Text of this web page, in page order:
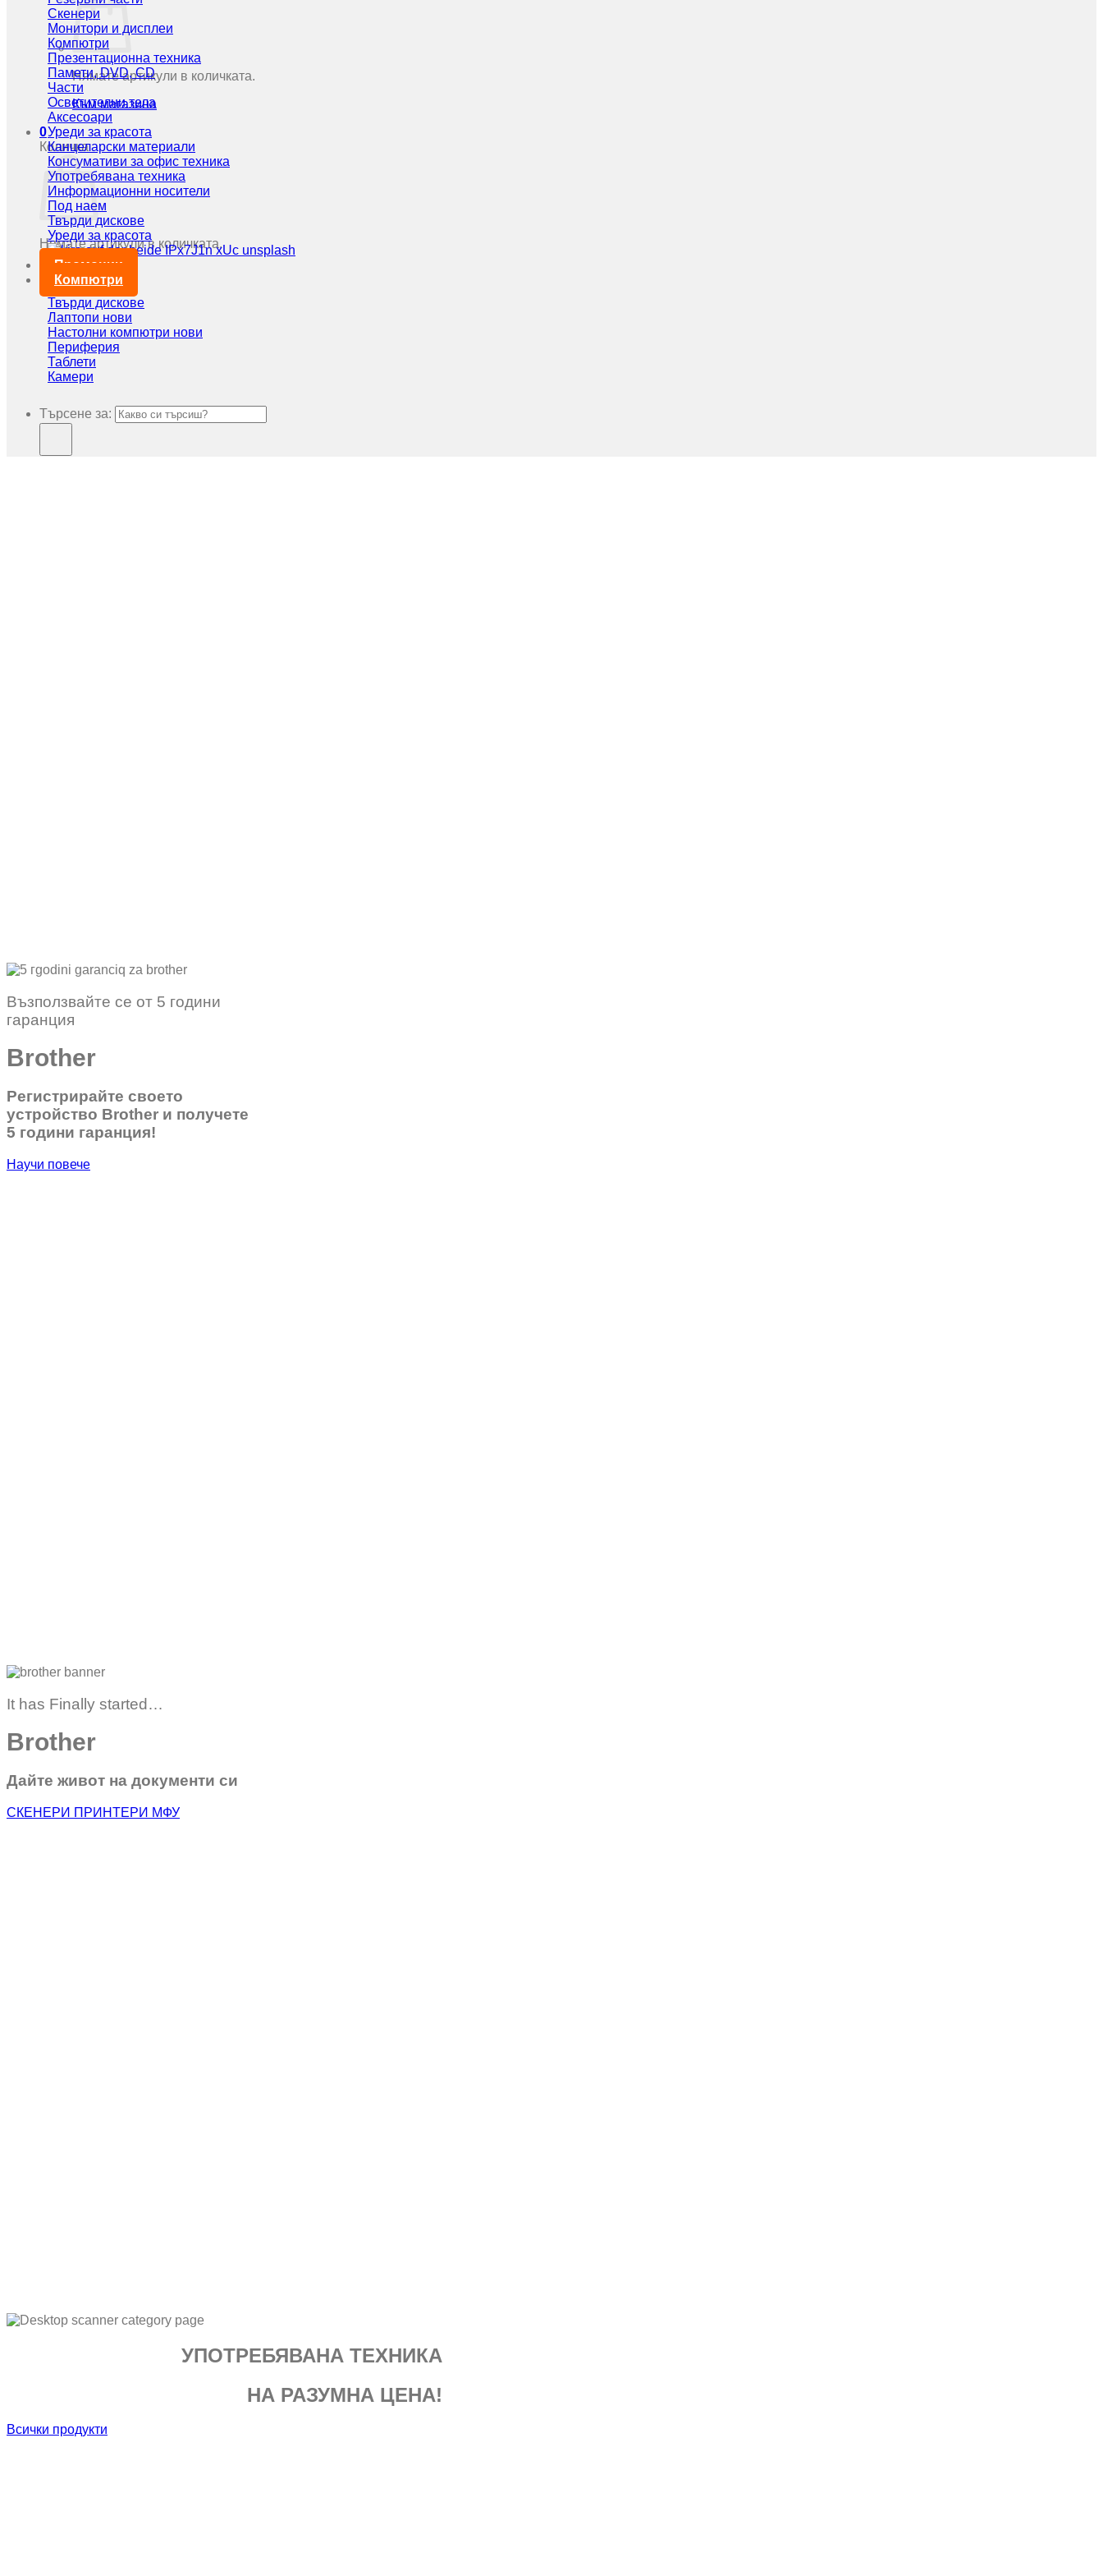
Нямате артикули в количката.
Към магазина
0
Количка
Нямате артикули в количката.
Към магазина
Скенери
Монитори и дисплеи
Компютри
Презентационна техника
Памети, DVD, CD
Части
Осветителни тела
Аксесоари
Уреди за красота
Канцеларски материали
Консумативи за офис техника
Употребявана техника
Информационни носители
Под наем
Твърди дискове
Уреди за красота
Промоции
Компютри
Твърди дискове
Лаптопи нови
Настолни компютри нови
Периферия
Таблети
Камери
Търсене за:
Възползвайте се от 5 години
гаранция
Brother
Регистрирайте своето
устройство Brother и получете
5 години гаранция!
Научи повече
It has Finally started…
Brother
Дайте живот на документи си
СКЕНЕРИ ПРИНТЕРИ МФУ
УПОТРЕБЯВАНА ТЕХНИКА
НА РАЗУМНА ЦЕНА!
Всички продукти